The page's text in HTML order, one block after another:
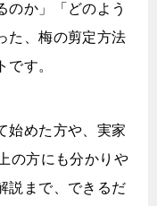
のか」「どのよう
た、梅の剪定方法
す。
始めた方や、実家
の方にも分かりや
説まで、できるだ